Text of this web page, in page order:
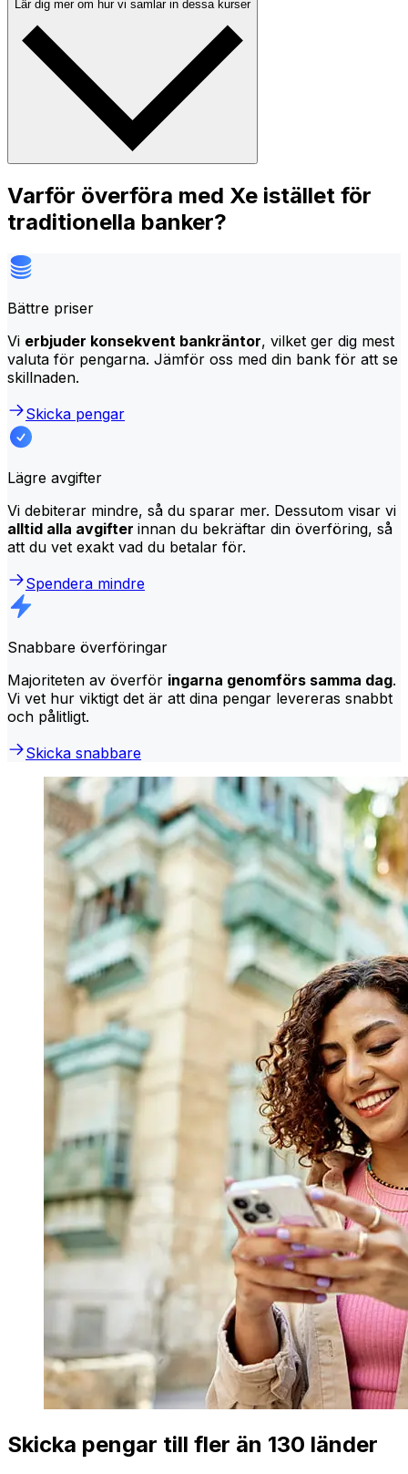
Lär dig mer om hur vi samlar in dessa kurser
Varför överföra med Xe istället för
traditionella banker?
Bättre priser
Vi erbjuder konsekvent bankräntor, vilket ger dig mest
valuta för pengarna. Jämför oss med din bank för att se
skillnaden.
Skicka pengar
Lägre avgifter
Vi debiterar mindre, så du sparar mer. Dessutom visar vi
alltid alla avgifter innan du bekräftar din överföring, så
att du vet exakt vad du betalar för.
Spendera mindre
Snabbare överföringar
Majoriteten av överför ingarna genomförs samma dag.
Vi vet hur viktigt det är att dina pengar levereras snabbt
och pålitligt.
Skicka snabbare
Skicka pengar till fler än 130 länder